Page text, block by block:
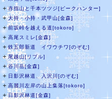
＋赤指山と千本ツツジ[ピークハンター]
＋大持・小持・武甲山[金森]
＋前坂峠を越える道[tokoro]
＋ 高尾スミレ[金森]
＋鉄五郎新道 イワウチワ[のぞむ]
＋尾越山[リブル]
＋谷川岳[金森]
＋ 日影沢林道、入沢川[のぞむ]
＋ 高麗川左岸の山上集落[tokoro]
＋日影沢林道[金森]